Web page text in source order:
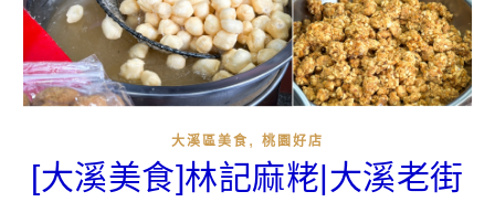
大溪區美食 , 桃園好店
[大溪美食]林記麻粩|大溪老街